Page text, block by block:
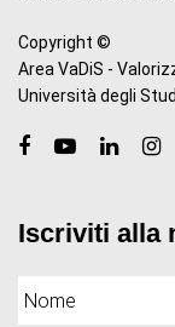
Copyright ©
Area VaDiS -
Università degli
Iscriviti alla